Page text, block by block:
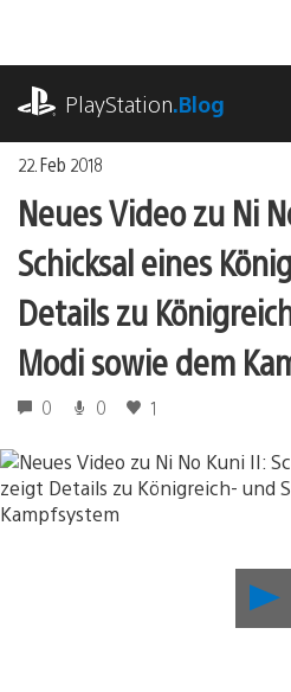
springen
PlayStation.Blog
22. Feb 2018
Neues Video zu Ni
Schicksal eines
Details zu
Modi sowie dem
0 0 1